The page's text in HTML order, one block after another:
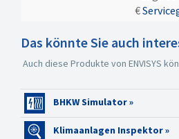
unterstützt durch eine
mit den Details der DIN
4108 Bbl 2
Wärmebrückenassistent:
Übernahme der
relevanten
€
Das könnte Sie auch
Auch diese Produkte von ENVISYS
BHKW Simulator »
Klimaanlagen Inspektor »